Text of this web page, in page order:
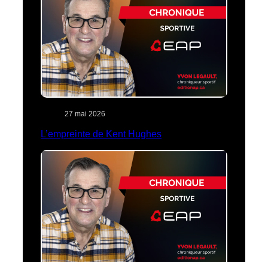
27 mai 2026
L’empreinte de Kent Hughes